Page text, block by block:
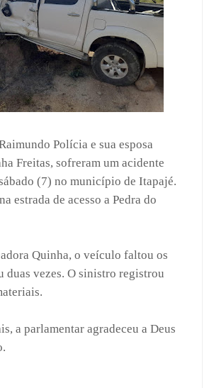
Polícia e sua esposa
Freitas, sofreram um acidente
(7) no município de Itapajé.
estrada de acesso a Pedra do
Quinha, o veículo faltou os
duas vezes. O sinistro registrou
a parlamentar agradeceu a Deus